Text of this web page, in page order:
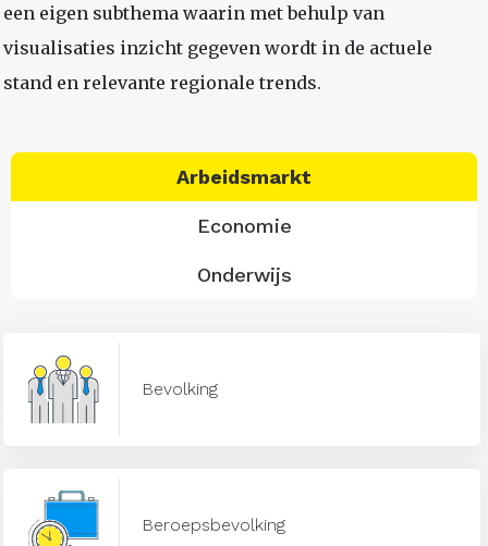
een eigen subthema waarin met behulp van
visualisaties inzicht gegeven wordt in de actuele
stand en relevante regionale trends.
Arbeidsmarkt
Economie
Onderwijs
Bevolking
Beroepsbevolking